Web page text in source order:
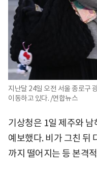
지난달 24일 오전 서울 종로구
이동하고 있다. /연합뉴스
기상청은 1일 제주와
예보했다. 비가 그친 뒤
까지 떨어지는 등 본격